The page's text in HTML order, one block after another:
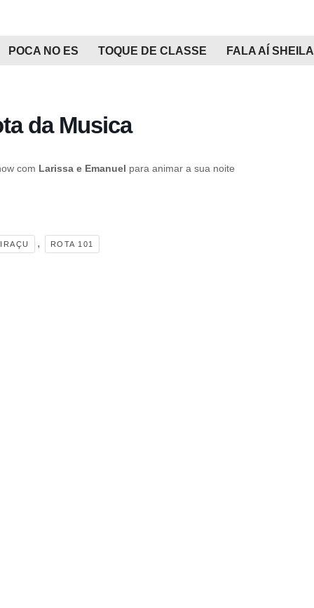
POCA NO ES TOQUE DE CLASSE FALA AÍ SHEILA
da Musica
com Larissa e Emanuel para animar a sua noite
, ROTA 101